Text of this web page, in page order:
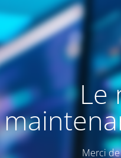
Le
Merci